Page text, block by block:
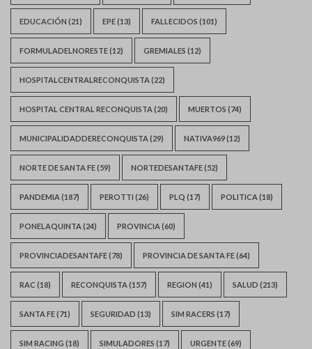
EDUCACIÓN (21) EPE(13) FALLECIDOS (101)
FORMULADELNORESTE(12) GREMIALES (12)
HOSPITALCENTRALRECONQUISTA (22)
HOSPITAL CENTRAL RECONQUISTA (20) MUERTOS (74)
MUNICIPALIDADDERECONQUISTA (29) NATIVA969(12)
NORTE DE SANTA FE(59) NORTEDESANTAFE(52)
PANDEMIA (187) PEROTTI (26) PLQ (17) POLITICA (18)
PONELAQUINTA (24) PROVINCIA (60)
PROVINCIADESANTAFE(78) PROVINCIA DE SANTA FE(64)
RAC (18) RECONQUISTA (157) REGION (41) SALUD (213)
SANTA FE(71) SEGURIDAD (13) SIM RACERS (17)
SIM RACING (18) SIMULADORES (17) URGENTE(69)